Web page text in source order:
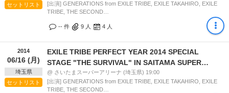
セットリスト
[出演] GENERATIONS from EXILE TRIBE, EXILE TAKAHIRO, EXILE
TRIBE, THE SECOND…
-- 件 9 人 4 人
2014
06/16 (月)
埼玉県
セットリスト
EXILE TRIBE PERFECT YEAR 2014 SPECIAL
STAGE "THE SURVIVAL" IN SAITAMA SUPER
ARINA 10 DAYS
@ さいたまスーパーアリーナ (埼玉県) 19:00
[出演] GENERATIONS from EXILE TRIBE, EXILE TAKAHIRO, EXILE
TRIBE, THE SECOND…